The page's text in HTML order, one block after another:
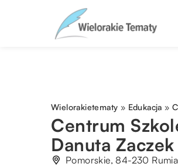
Wielorakietematy » Edukacja »
Centrum
Danuta Zaczek
Pomorskie, 84-230